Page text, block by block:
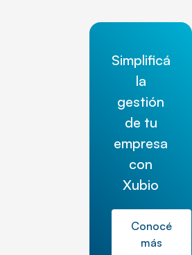
Simplificá
la
gestión
de tu
empresa
con
Xubio
Conocé
más